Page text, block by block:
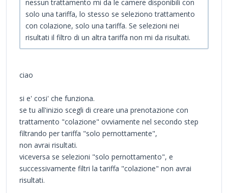
nessun trattamento mi da le camere disponibili con
solo una tariffa, lo stesso se seleziono trattamento
con colazione, solo una tariffa. Se selezioni nei
risultati il filtro di un altra tariffa non mi da risultati.
ciao
si e' cosi' che funziona.
se tu all'inizio scegli di creare una prenotazione con
trattamento "colazione" ovviamente nel secondo step
filtrando per tariffa "solo pernottamente",
non avrai risultati.
viceversa se selezioni "solo pernottamento", e
successivamente filtri la tariffa "colazione" non avrai
risultati.